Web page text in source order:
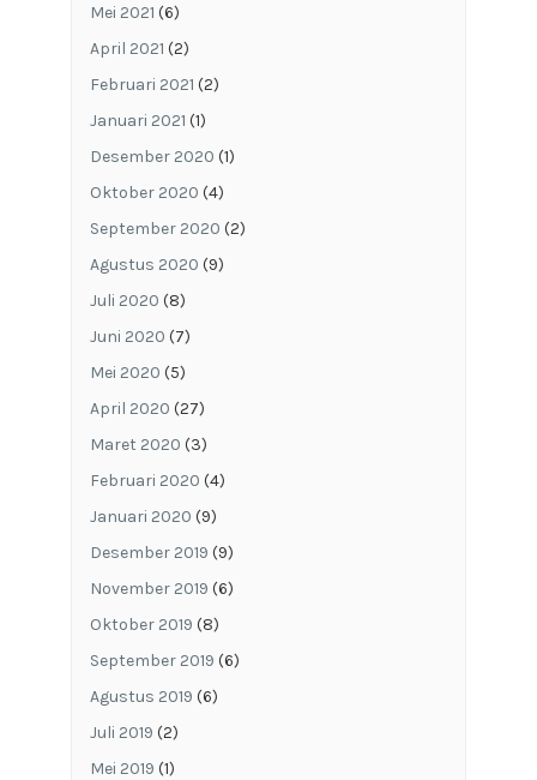
Mei 2021 (6)
April 2021 (2)
Februari 2021 (2)
Januari 2021 (1)
Desember 2020 (1)
Oktober 2020 (4)
September 2020 (2)
Agustus 2020 (9)
Juli 2020 (8)
Juni 2020 (7)
Mei 2020 (5)
April 2020 (27)
Maret 2020 (3)
Februari 2020 (4)
Januari 2020 (9)
Desember 2019 (9)
November 2019 (6)
Oktober 2019 (8)
September 2019 (6)
Agustus 2019 (6)
Juli 2019 (2)
Mei 2019 (1)